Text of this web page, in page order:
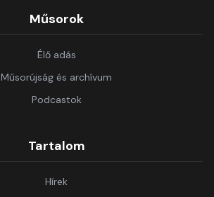
Műsorok
Élő adás
Műsorújság és archívum
Podcastok
Tartalom
Hírek